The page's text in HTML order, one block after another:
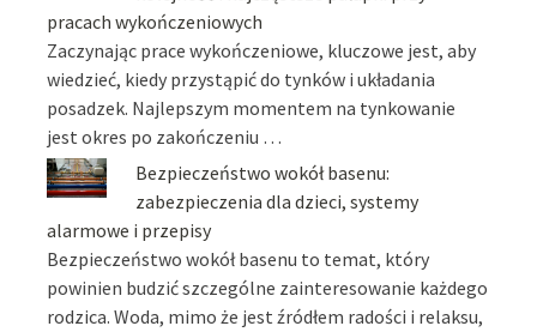
pracach wykończeniowych
Zaczynając prace wykończeniowe, kluczowe jest, aby
wiedzieć, kiedy przystąpić do tynków i układania
posadzek. Najlepszym momentem na tynkowanie
jest okres po zakończeniu …
Bezpieczeństwo wokół basenu:
zabezpieczenia dla dzieci, systemy
alarmowe i przepisy
Bezpieczeństwo wokół basenu to temat, który
powinien budzić szczególne zainteresowanie każdego
rodzica. Woda, mimo że jest źródłem radości i relaksu,